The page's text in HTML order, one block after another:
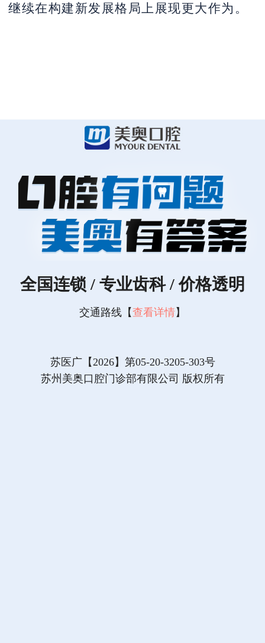
继续在构建新发展格局上展现更大作为。
全国连锁 / 专业齿科 / 价格透明
交通路线【查看详情】
苏医广【2026】第05-20-3205-303号
苏州美奥口腔门诊部有限公司 版权所有